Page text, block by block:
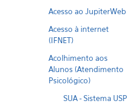
Acesso ao JupiterWeb
Acesso à internet
(IFNET)
Acolhimento aos
Alunos (Atendimento
Psicológico)
SUA - Sistema USP